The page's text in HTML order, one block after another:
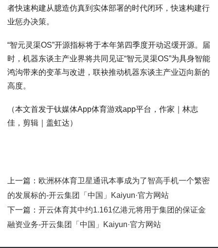
者快速构建从臆造仿真到实体部署的时代闭环，快速构建行
业惩办决策。
“智元灵渠OS”开源指标将于本年第四季度开动迟缓开源。届
时，机器东谈主产业界将共同见证“智元灵渠OS”为具身智能
鸿沟带来的变革与改进，联袂推动机器东谈主产业迈向新的
高度。
（本文首发于钛媒体App体育游戏app平台，作家｜林志
佳，剪辑｜盖虹达）
上一篇： 欧洲杯体育卫星通讯本事成为了智高手机一个繁密
的发展标的-开云集团「中国」Kaiyun·官方网站
下一篇： 开云体育其中约1.161亿港元将用于集团的保证金
融资业务-开云集团「中国」Kaiyun·官方网站